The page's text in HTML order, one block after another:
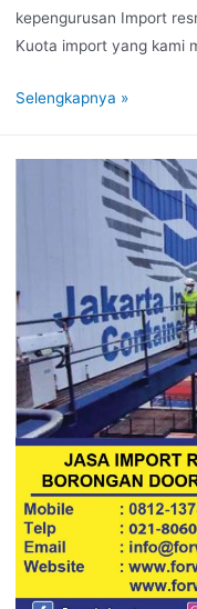
kepengurusan Import
Kuota import yang kami
Selengkapnya »